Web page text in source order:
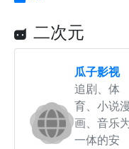
二次元
瓜子影视
追剧、体
育、小说
画、音乐
一体的安